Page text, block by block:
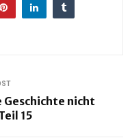
Geschichte nicht
15